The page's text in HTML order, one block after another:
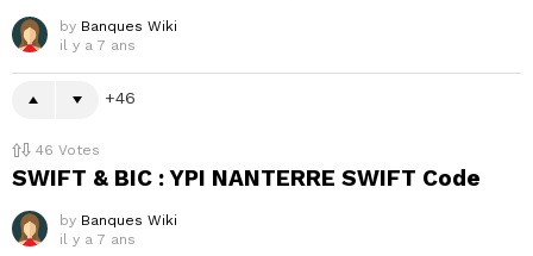
by Banques Wiki
il y a 7 ans
46
46 Votes
SWIFT & BIC : YPI NANTERRE SWIFT Code
by Banques Wiki
il y a 7 ans